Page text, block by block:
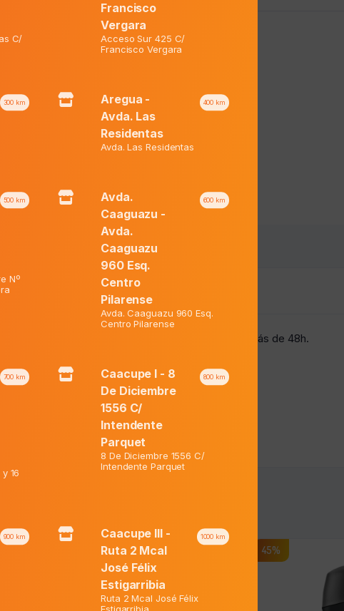
quantity
Desodorantes Roll-On,Ofertas
que proporciona protección durante más de 48h.
causantes del mal olor.
Aluminio.
45%
C/
Francisco
Vergara
Acceso Sur 425 C/
Francisco Vergara
300 km
Aregua -
Avda. Las
Residentas
400 km
Avda. Las Residentas
500 km
Nº
Avda.
Caaguazu -
Avda.
Caaguazu
960 Esq.
Centro
Pilarense
600 km
Avda. Caaguazu 960 Esq.
Centro Pilarense
700 km
16
Caacupe I - 8
De Diciembre
1556 C/
Intendente
Parquet
800 km
8 De Diciembre 1556 C/
Intendente Parquet
900 km
Caacupe III -
Ruta 2 Mcal
José Félix
Estigarribia
1000 km
Ruta 2 Mcal José Félix